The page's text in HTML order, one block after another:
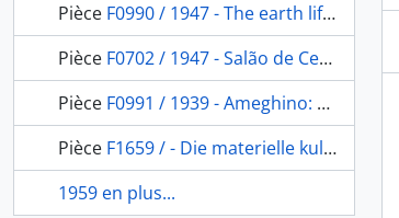
Pièce F0990 / 1947 - The earth life and works of man
Pièce F0702 / 1947 - Salão de Cerâmica Brasileira, 1: Rio de Janeiro, 1947.
Pièce F0991 / 1939 - Ameghino: contribuición al conocimiento de su ideario.
Pièce F1659 / - Die materielle kultur der Wayana/Nord-Brasilien
1959 en plus...